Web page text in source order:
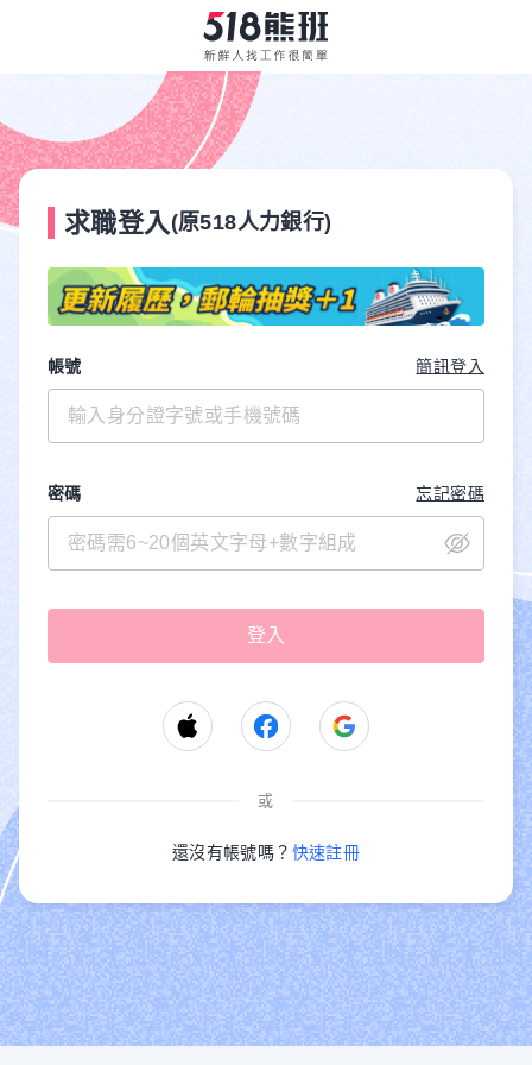
求職登入 (原518人力銀行)
帳號 簡訊登入
密碼 忘記密碼
或
還沒有帳號嗎？ 快速註冊